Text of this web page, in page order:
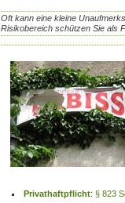
Oft kann eine kleine
Risikobereich schützen Sie als
Privathaftpflicht: § 823